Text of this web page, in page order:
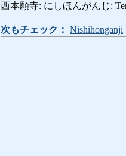
西本願寺: にしほんがんじ:
次もチェック： Nishihonganji